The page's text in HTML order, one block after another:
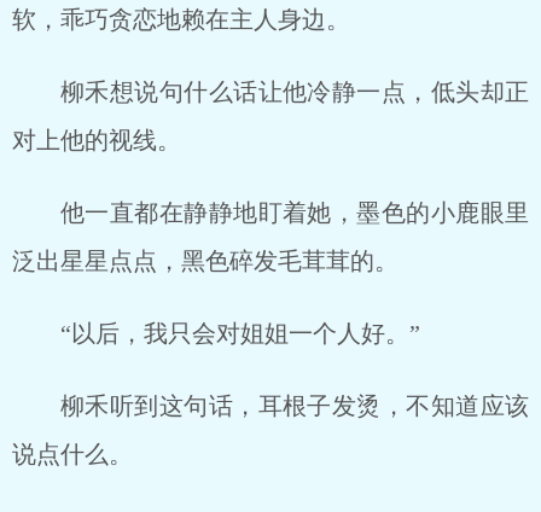
软，乖巧贪恋地赖在主人身边。
柳禾想说句什么话让他冷静一点，低头却正
对上他的视线。
他一直都在静静地盯着她，墨色的小鹿眼里
泛出星星点点，黑色碎发毛茸茸的。
“以后，我只会对姐姐一个人好。”
柳禾听到这句话，耳根子发烫，不知道应该
说点什么。